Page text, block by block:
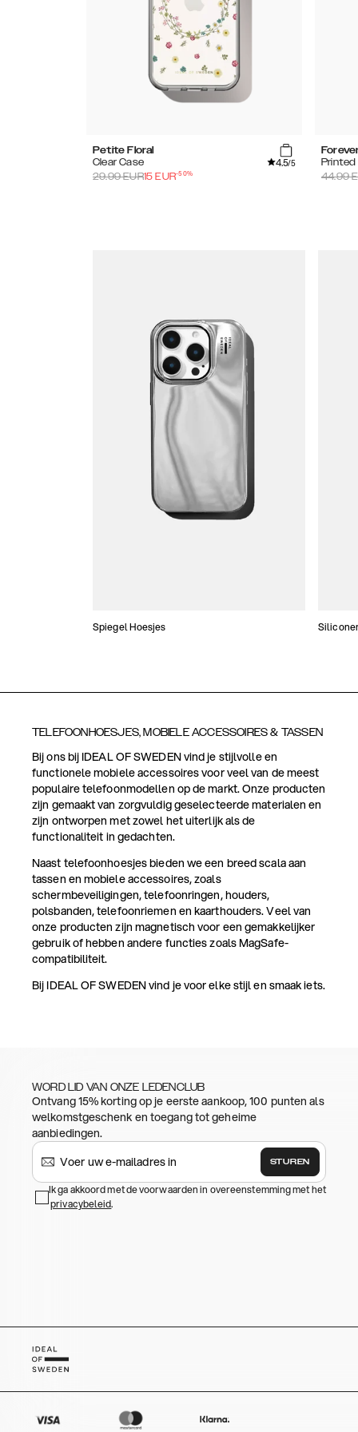
Petite Floral
Clear Case
4.5/5
29.99EUR15 EUR-50%
Printed
44.99
Spiegel Hoesjes
TELEFOONHOESJES, MOBIELE ACCESSOIRES & TASSEN
Bij ons bij IDEAL OF SWEDEN vind je stijlvolle en
functionele mobiele accessoires voor veel van de meest
populaire telefoonmodellen op de markt. Onze producten
zijn gemaakt van zorgvuldig geselecteerde materialen en
zijn ontworpen met zowel het uiterlijk als de
functionaliteit in gedachten.
Naast telefoonhoesjes bieden we een breed scala aan
tassen en mobiele accessoires, zoals
schermbeveiligingen, telefoonringen, houders,
polsbanden, telefoonriemen en kaarthouders. Veel van
onze producten zijn magnetisch voor een gemakkelijker
gebruik of hebben andere functies zoals MagSafe-
compatibiliteit.
Bij IDEAL OF SWEDEN vind je voor elke stijl en smaak iets.
WORD LID VAN ONZE LEDENCLUB
Ontvang 15% korting op je eerste aankoop, 100 punten als
welkomstgeschenk en toegang tot geheime
aanbiedingen.
STUREN
Ik ga akkoord met de voorwaarden in overeenstemming met het
privacybeleid.